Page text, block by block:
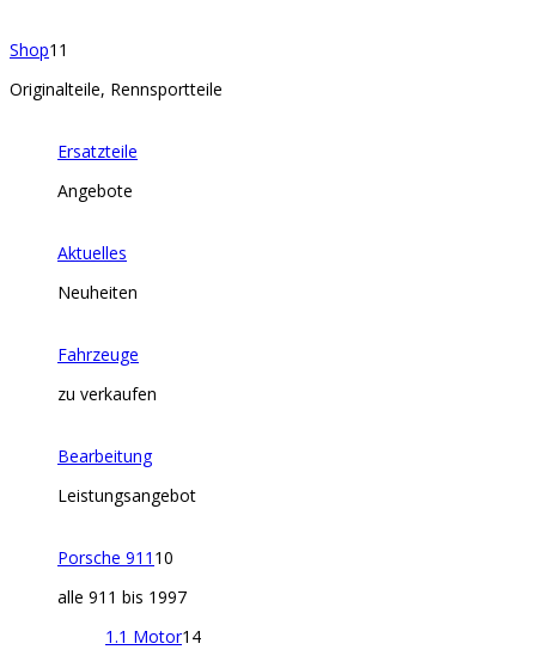
Shop11
Originalteile, Rennsportteile
Ersatzteile
Angebote
Aktuelles
Neuheiten
Fahrzeuge
zu verkaufen
Bearbeitung
Leistungsangebot
Porsche 911 10
alle 911 bis 1997
1.1 Motor14